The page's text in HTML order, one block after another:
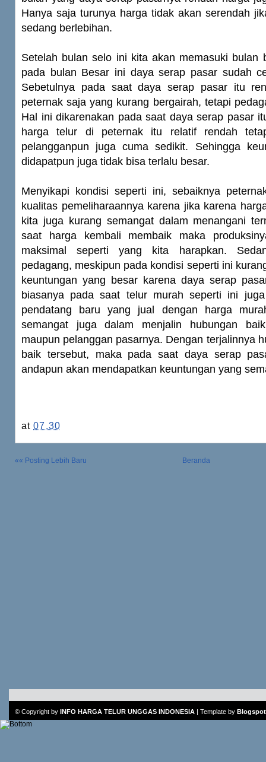
Hanya saja turunya harga tidak akan serendah
sedang berlebihan.
Setelah bulan selo ini kita akan memasuki bulan
pada bulan Besar ini daya serap pasar sudah
Sebetulnya pada saat daya serap pasar itu
peternak saja yang kurang bergairah, tetapi
Hal ini dikarenakan pada saat daya serap pasar
harga telur di peternak itu relatif rendah
pelangganpun juga cuma sedikit. Sehingga
didapatpun juga tidak bisa terlalu besar.
Menyikapi kondisi seperti ini, sebaiknya
kualitas pemeliharaannya karena jika karena
kita juga kurang semangat dalam menangani
saat harga kembali membaik maka
maksimal seperti yang kita harapkan.
pedagang, meskipun pada kondisi seperti ini
keuntungan yang besar karena daya serap
biasanya pada saat telur murah seperti ini
pendatang baru yang jual dengan harga
semangat juga dalam menjalin hubungan
maupun pelanggan pasarnya. Dengan terjalinnya
baik tersebut, maka pada saat daya serap
andapun akan mendapatkan keuntungan yang
at07.30
«« Posting Lebih Baru Beranda
© Copyright by INFO HARGA TELUR UNGGAS INDONESIA Template by